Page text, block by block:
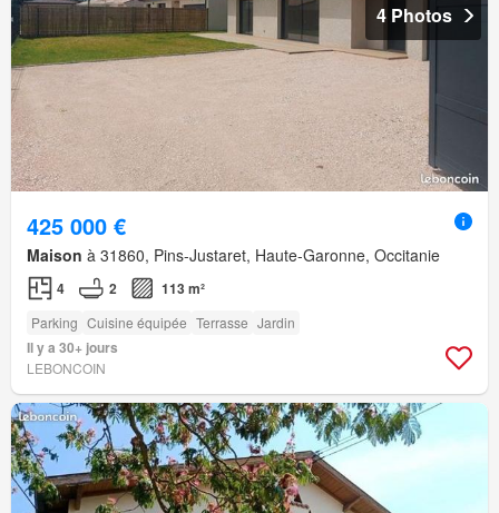
4 Photos
425 000 €
Maison à 31860, Pins-Justaret, Haute-Garonne, Occitanie
4 2 113 m²
Parking Cuisine équipée Terrasse Jardin
Il y a 30+ jours
LEBONCOIN